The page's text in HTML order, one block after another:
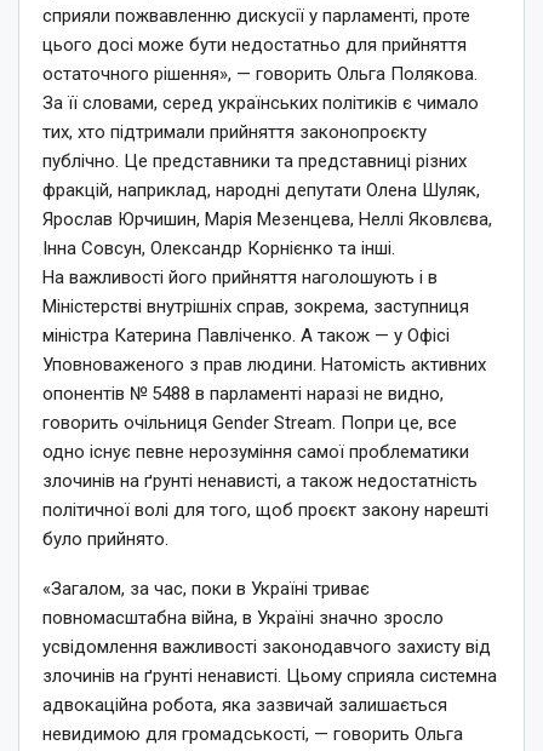
сприяли пожвавленню дискусії у парламенті, проте
цього досі може бути недостатньо для прийняття
остаточного рішення», — говорить Ольга Полякова.
За її словами, серед українських політиків є чимало
тих, хто підтримали прийняття законопроєкту
публічно. Це представники та представниці різних
фракцій, наприклад, народні депутати Олена Шуляк,
Ярослав Юрчишин, Марія Мезенцева, Неллі Яковлєва,
Інна Совсун, Олександр Корнієнко та інші.
На важливості його прийняття наголошують і в
Міністерстві внутрішніх справ, зокрема, заступниця
міністра Катерина Павліченко. А також — у Офісі
Уповноваженого з прав людини. Натомість активних
опонентів № 5488 в парламенті наразі не видно,
говорить очільниця Gender Stream. Попри це, все
одно існує певне нерозуміння самої проблематики
злочинів на ґрунті ненависті, а також недостатність
політичної волі для того, щоб проєкт закону нарешті
було прийнято.
«Загалом, за час, поки в Україні триває
повномасштабна війна, в Україні значно зросло
усвідомлення важливості законодавчого захисту від
злочинів на ґрунті ненависті. Цьому сприяла системна
адвокаційна робота, яка зазвичай залишається
невидимою для громадськості, — говорить Ольга